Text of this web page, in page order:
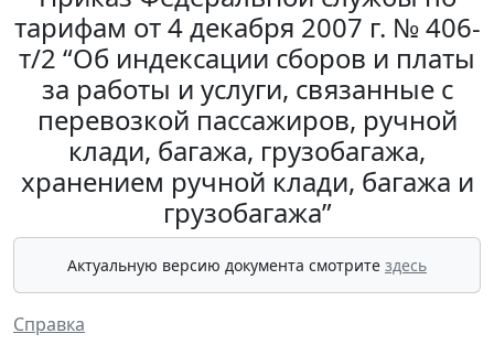
тарифам от 4 декабря 2007 г. № 406-
т/2 “Об индексации сборов и платы
за работы и услуги, связанные с
перевозкой пассажиров, ручной
клади, багажа, грузобагажа,
хранением ручной клади, багажа и
грузобагажа”
Актуальную версию документа смотрите здесь
Справка